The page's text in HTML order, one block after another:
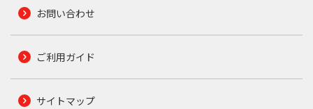
お問い合わせ
ご利用ガイド
サイトマップ